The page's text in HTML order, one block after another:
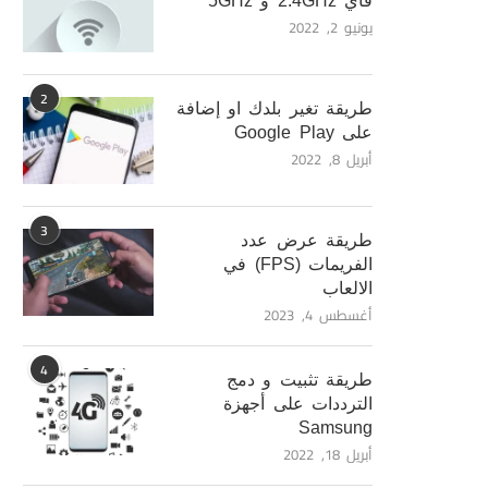
يونيو 2, 2022
2
طريقة تغير بلدك او إضافة
على Google Play
أبريل 8, 2022
3
طريقة عرض عدد
الفريمات (FPS) في
الالعاب
أغسطس 4, 2023
4
طريقة تثبيت و دمج
الترددات على أجهزة
Samsung
أبريل 18, 2022